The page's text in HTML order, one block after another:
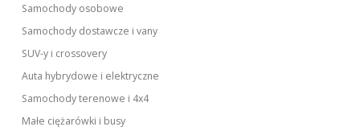
Samochody osobowe
Samochody dostawcze i vany
SUV-y i crossovery
Auta hybrydowe i elektryczne
Samochody terenowe i 4x4
Małe ciężarówki i busy